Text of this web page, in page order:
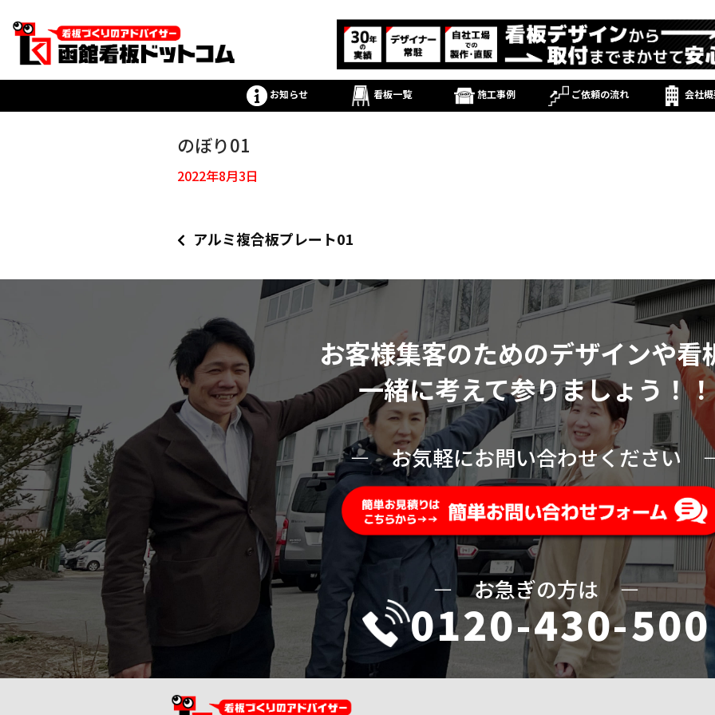
お知らせ 看板一覧 施工事例 ご依頼の流れ 会社
のぼり01
2022年8月3日
アルミ複合板プレート01
お客様集客のためのデザインや看
一緒に考えて参りましょう！！
ーお気軽にお問い合わせください
ーお急ぎの方はー
0120-430-500